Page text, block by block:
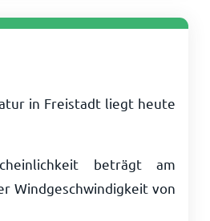
in Freistadt liegt heute
beträgt am
Windgeschwindigkeit von